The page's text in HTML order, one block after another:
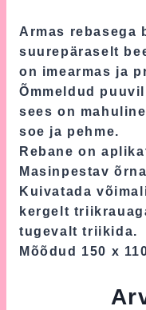
Armas rebasega
suurepäraselt
on imearmas ja
Õmmeldud
sees on
soe ja pehme.
Rebane on
Masinpestav
Kuivatada
kergelt
tugevalt triikida.
Mõõdud 150 x